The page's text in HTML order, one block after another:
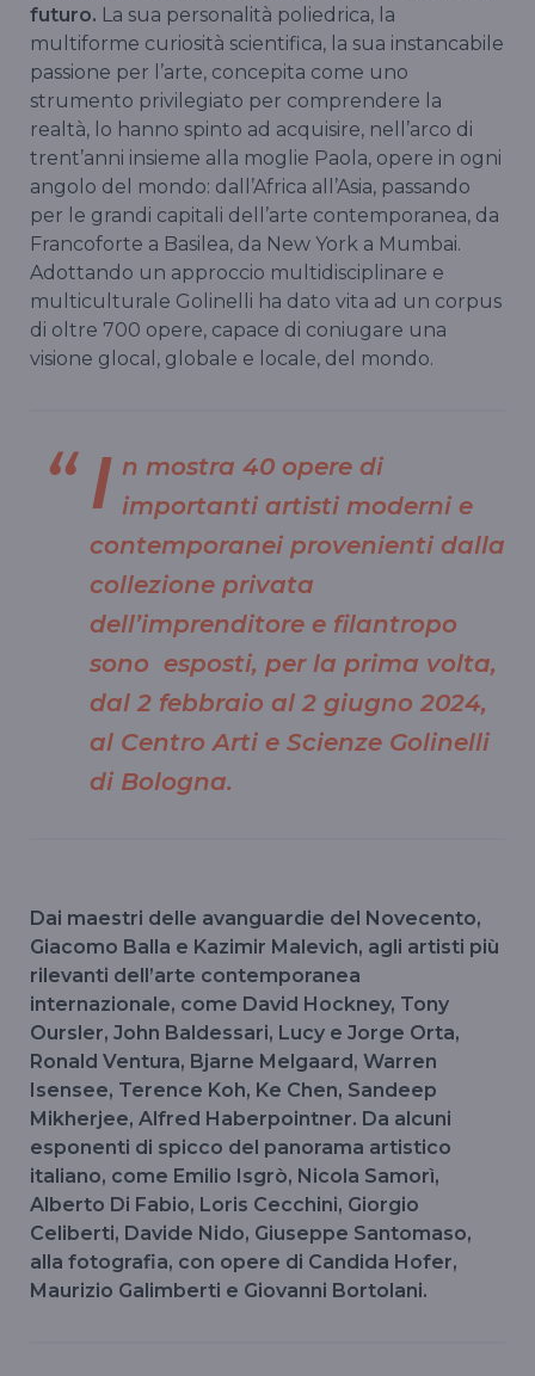
futuro. La sua personalità poliedrica, la
multiforme curiosità scientifica, la sua instancabile
passione per l’arte, concepita come uno
strumento privilegiato per comprendere la
realtà, lo hanno spinto ad acquisire, nell’arco di
trent’anni insieme alla moglie Paola, opere in ogni
angolo del mondo: dall’Africa all’Asia, passando
per le grandi capitali dell’arte contemporanea, da
Francoforte a Basilea, da New York a Mumbai.
Adottando un approccio multidisciplinare e
multiculturale Golinelli ha dato vita ad un corpus
di oltre 700 opere, capace di coniugare una
visione glocal, globale e locale, del mondo.
I n mostra 40 opere di
importanti artisti moderni e
contemporanei provenienti dalla
collezione privata
dell’imprenditore e filantropo
sono esposti, per la prima volta,
dal 2 febbraio al 2 giugno 2024,
al Centro Arti e Scienze Golinelli
di Bologna.
Dai maestri delle avanguardie del Novecento,
Giacomo Balla e Kazimir Malevich, agli artisti più
rilevanti dell’arte contemporanea
internazionale, come David Hockney, Tony
Oursler, John Baldessari, Lucy e Jorge Orta,
Ronald Ventura, Bjarne Melgaard, Warren
Isensee, Terence Koh, Ke Chen, Sandeep
Mikherjee, Alfred Haberpointner. Da alcuni
esponenti di spicco del panorama artistico
italiano, come Emilio Isgrò, Nicola Samorì,
Alberto Di Fabio, Loris Cecchini, Giorgio
Celiberti, Davide Nido, Giuseppe Santomaso,
alla fotografia, con opere di Candida Hofer,
Maurizio Galimberti e Giovanni Bortolani.